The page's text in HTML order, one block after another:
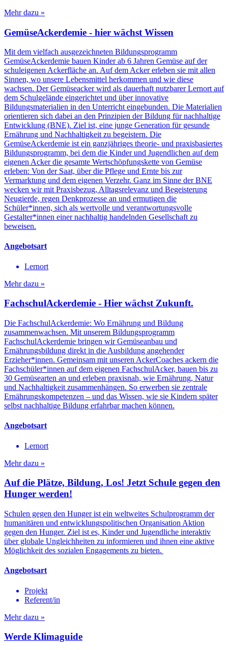
Mehr dazu »
GemüseAckerdemie - hier wächst Wissen
Mit dem vielfach ausgezeichneten Bildungsprogramm
GemüseAckerdemie bauen Kinder ab 6 Jahren Gemüse auf der
schuleigenen Ackerfläche an. Auf dem Acker erleben sie mit allen
Sinnen, wo unsere Lebensmittel herkommen und wie diese
wachsen. Der Gemüseacker wird als dauerhaft nutzbarer Lernort auf
dem Schulgelände eingerichtet und über innovative
Bildungsmaterialien in den Unterricht eingebunden. Die Materialien
orientieren sich dabei an den Prinzipien der Bildung für nachhaltige
Entwicklung (BNE). Ziel ist, eine junge Generation für gesunde
Ernährung und Nachhaltigkeit zu begeistern. Die
GemüseAckerdemie ist ein ganzjähriges theorie- und praxisbasiertes
Bildungsprogramm, bei dem die Kinder und Jugendlichen auf dem
eigenen Acker die gesamte Wertschöpfungskette von Gemüse
erleben: Von der Saat, über die Pflege und Ernte bis zur
Vermarktung und dem eigenen Verzehr. Ganz im Sinne der BNE
wecken wir mit Praxisbezug, Alltagsrelevanz und Begeisterung
Neugierde, regen Denkprozesse an und ermutigen die
Schüler*innen, sich als wertvolle und verantwortungsvolle
Gestalter*innen einer nachhaltig handelnden Gesellschaft zu
beweisen.
Angebotsart
Lernort
Mehr dazu »
FachschulAckerdemie - Hier wächst Zukunft.
Die FachschulAckerdemie: Wo Ernährung und Bildung
zusammenwachsen. Mit unserem Bildungsprogramm
FachschulAckerdemie bringen wir Gemüseanbau und
Ernährungsbildung direkt in die Ausbildung angehender
Erzieher*innen. Gemeinsam mit unseren AckerCoaches ackern die
Fachschüler*innen auf dem eigenen FachschulAcker, bauen bis zu
30 Gemüsearten an und erleben praxisnah, wie Ernährung, Natur
und Nachhaltigkeit zusammenhängen. So erwerben sie zentrale
Ernährungskompetenzen – und das Wissen, wie sie Kindern später
selbst nachhaltige Bildung erfahrbar machen können.
Angebotsart
Lernort
Mehr dazu »
Auf die Plätze, Bildung, Los! Jetzt Schule gegen den
Hunger werden!
Schulen gegen den Hunger ist ein weltweites Schulprogramm der
humanitären und entwicklungspolitischen Organisation Aktion
gegen den Hunger. Ziel ist es, Kinder und Jugendliche interaktiv
über globale Ungleichheiten zu informieren und ihnen eine aktive
Möglichkeit des sozialen Engagements zu bieten.
Angebotsart
Projekt
Referent/in
Mehr dazu »
Werde Klimaguide